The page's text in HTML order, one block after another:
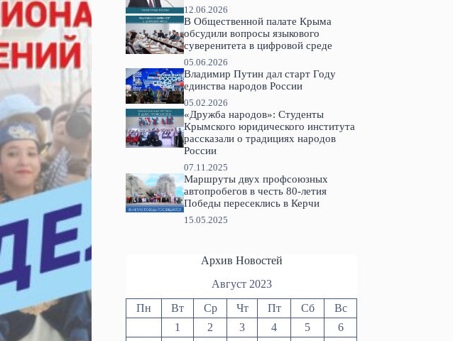
12.06.2026
В Общественной палате Крыма
обсудили вопросы языкового
суверенитета в цифровой среде
05.06.2026
Владимир Путин дал старт Году
единства народов России
05.02.2026
«Дружба народов»: Студенты
Крымского юридического института
рассказали о традициях народов
России
07.11.2025
Маршруты двух профсоюзных
автопробегов в честь 80-летия
Победы пересеклись в Керчи
15.05.2025
Архив Новостей
Август 2023
Пн Вт Ср Чт Пт Сб
Вс
1
2 3 4 5
6